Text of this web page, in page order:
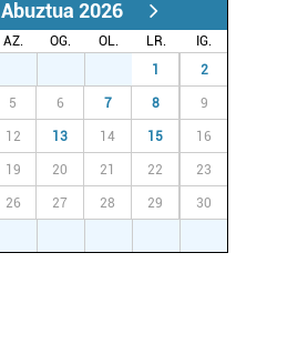
Abuztua 2026
AZ. OG. OL. LR.
IG.
1 2
5 6 7 8 9
12 13 14 15 16
19 20 21 22 23
26 27 28 29 30